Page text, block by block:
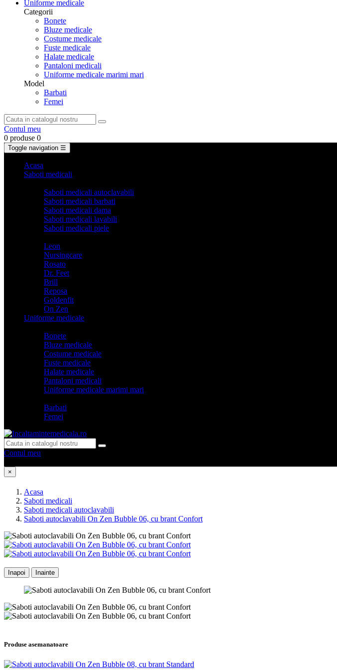
Uniforme medicale
Categorii
Bonete
Bluze medicale
Costume medicale
Fuste medicale
Halate medicale
Pantaloni medicali
Uniforme medicale marimi mari
Model
Barbati
Femei
Contul meu
0 produse 0
Toggle navigation ☰
Acasa
Saboti medicali
Saboti medicali autoclavabili
Saboti medicali barbati
Saboti medicali dama
Saboti medicali lavabili
Saboti medicali piele
Leon
Nursingcare
Rosato
Dr. Feet
Brill
Reposa
Goldenfit
On Zen
Uniforme medicale
Bonete
Bluze medicale
Costume medicale
Fuste medicale
Halate medicale
Pantaloni medicali
Uniforme medicale marimi mari
Barbati
Femei
Contul meu
×
Acasa
Saboti medicali
Saboti medicali autoclavabili
Saboti autoclavabili On Zen Bubble 06, cu brant Confort
Inapoi Inainte
Produse asemanatoare